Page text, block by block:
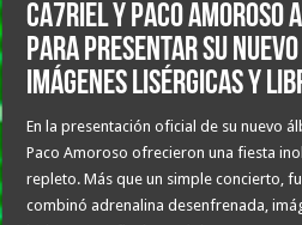
Ca7riel y Paco
para presentar su
imágenes lisérgicas y
En la presentación oficial de su nuevo
Paco Amoroso ofrecieron una fiesta
repleto. Más que un simple concierto,
combinó adrenalina desenfrenada,